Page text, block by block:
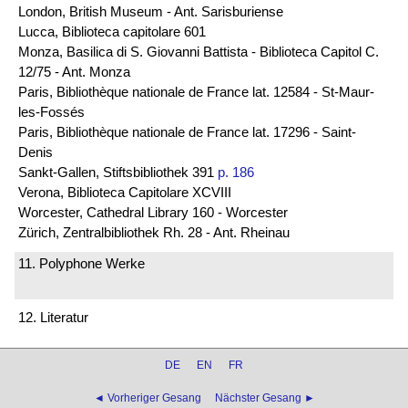
London, British Museum - Ant. Sarisburiense
Lucca, Biblioteca capitolare 601
Monza, Basilica di S. Giovanni Battista - Biblioteca Capitol C.
12/75 - Ant. Monza
Paris, Bibliothèque nationale de France lat. 12584 - St-Maur-
les-Fossés
Paris, Bibliothèque nationale de France lat. 17296 - Saint-
Denis
Sankt-Gallen, Stiftsbibliothek 391 p. 186
Verona, Biblioteca Capitolare XCVIII
Worcester, Cathedral Library 160 - Worcester
Zürich, Zentralbibliothek Rh. 28 - Ant. Rheinau
11. Polyphone Werke
12. Literatur
DE EN FR
◄ Vorheriger Gesang Nächster Gesang ►